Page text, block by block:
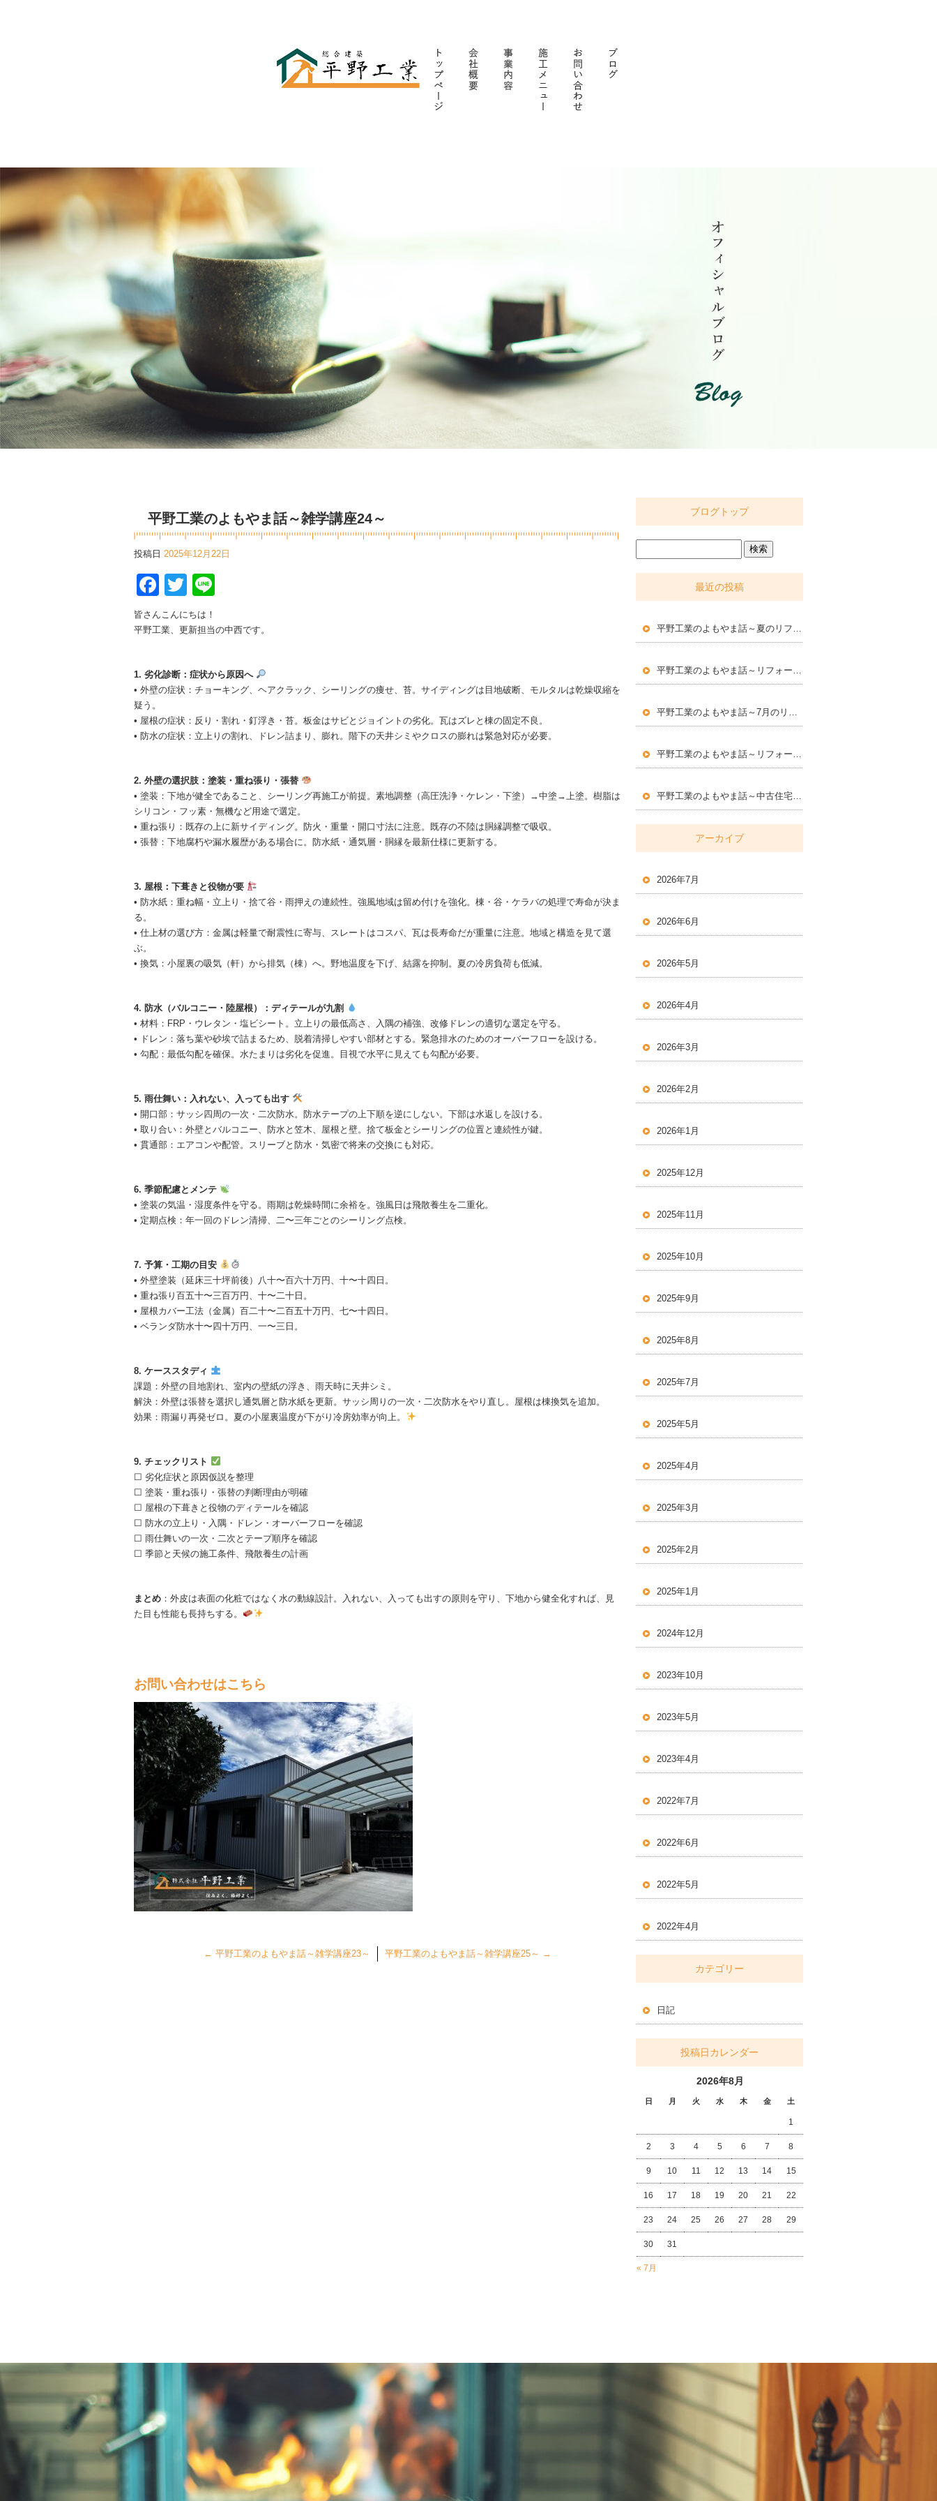
平野工業のよもやま話～雑学講座24～
投稿日 2025年12月22日
Facebook
Twitter
皆さんこんにちは！
平野工業、更新担当の中西です。
1. 劣化診断：症状から原因へ
• 外壁の症状：チョーキング、ヘアクラック、シーリングの痩せ、苔。サイディングは目地破断、モルタルは乾燥収縮を
疑う。
• 屋根の症状：反り・割れ・釘浮き・苔。板金はサビとジョイントの劣化。瓦はズレと棟の固定不良。
• 防水の症状：立上りの割れ、ドレン詰まり、膨れ。階下の天井シミやクロスの膨れは緊急対応が必要。
2. 外壁の選択肢：塗装・重ね張り・張替
• 塗装：下地が健全であること、シーリング再施工が前提。素地調整（高圧洗浄・ケレン・下塗）→中塗→上塗。樹脂は
シリコン・フッ素・無機など用途で選定。
• 重ね張り：既存の上に新サイディング。防火・重量・開口寸法に注意。既存の不陸は胴縁調整で吸収。
• 張替：下地腐朽や漏水履歴がある場合に。防水紙・通気層・胴縁を最新仕様に更新する。
3. 屋根：下葺きと役物が要
• 防水紙：重ね幅・立上り・捨て谷・雨押えの連続性。強風地域は留め付けを強化。棟・谷・ケラバの処理で寿命が決ま
る。
• 仕上材の選び方：金属は軽量で耐震性に寄与、スレートはコスパ、瓦は長寿命だが重量に注意。地域と構造を見て選
ぶ。
• 換気：小屋裏の吸気（軒）から排気（棟）へ。野地温度を下げ、結露を抑制。夏の冷房負荷も低減。
4. 防水（バルコニー・陸屋根）：ディテールが九割
• 材料：FRP・ウレタン・塩ビシート。立上りの最低高さ、入隅の補強、改修ドレンの適切な選定を守る。
• ドレン：落ち葉や砂埃で詰まるため、脱着清掃しやすい部材とする。緊急排水のためのオーバーフローを設ける。
• 勾配：最低勾配を確保。水たまりは劣化を促進。目視で水平に見えても勾配が必要。
5. 雨仕舞い：入れない、入っても出す
• 開口部：サッシ四周の一次・二次防水。防水テープの上下順を逆にしない。下部は水返しを設ける。
• 取り合い：外壁とバルコニー、防水と笠木、屋根と壁。捨て板金とシーリングの位置と連続性が鍵。
• 貫通部：エアコンや配管。スリーブと防水・気密で将来の交換にも対応。
6. 季節配慮とメンテ
• 塗装の気温・湿度条件を守る。雨期は乾燥時間に余裕を。強風日は飛散養生を二重化。
• 定期点検：年一回のドレン清掃、二〜三年ごとのシーリング点検。
7. 予算・工期の目安
• 外壁塗装（延床三十坪前後）八十〜百六十万円、十〜十四日。
• 重ね張り百五十〜三百万円、十〜二十日。
• 屋根カバー工法（金属）百二十〜二百五十万円、七〜十四日。
• ベランダ防水十〜四十万円、一〜三日。
8. ケーススタディ
課題：外壁の目地割れ、室内の壁紙の浮き、雨天時に天井シミ。
解決：外壁は張替を選択し通気層と防水紙を更新。サッシ周りの一次・二次防水をやり直し。屋根は棟換気を追加。
効果：雨漏り再発ゼロ。夏の小屋裏温度が下がり冷房効率が向上。
9. チェックリスト
☐ 劣化症状と原因仮説を整理
☐ 塗装・重ね張り・張替の判断理由が明確
☐ 屋根の下葺きと役物のディテールを確認
☐ 防水の立上り・入隅・ドレン・オーバーフローを確認
☐ 雨仕舞いの一次・二次とテープ順序を確認
☐ 季節と天候の施工条件、飛散養生の計画
まとめ ：外皮は表面の化粧ではなく水の動線設計。入れない、入っても出すの原則を守り、下地から健全化すれば、見
た目も性能も長持ちする。
お問い合わせはこちら
← 平野工業のよもやま話～雑学講座23～ 平野工業のよもやま話～雑学講座25～ →
ブログトップ
最近の投稿
平野工業のよもやま話～夏のリフォームで快適な住まいづくり
平野工業のよもやま話～リフォームに求められる専門性とは
平野工業のよもやま話～7月のリフォームで気をつけたい住まいのポイント
平野工業のよもやま話～リフォームで大切にしたい住まいの安全対策
平野工業のよもやま話～中古住宅・空き家・資産価値～
アーカイブ
2026年7月
2026年6月
2026年5月
2026年4月
2026年3月
2026年2月
2026年1月
2025年12月
2025年11月
2025年10月
2025年9月
2025年8月
2025年7月
2025年5月
2025年4月
2025年3月
2025年2月
2025年1月
2024年12月
2023年10月
2023年5月
2023年4月
2022年7月
2022年6月
2022年5月
2022年4月
カテゴリー
日記
投稿日カレンダー
2026年8月
日 月 火 水 木 金 土
« 7月
1
2 3 4 5 6 7 8
9 10 11 12 13 14 15
16 17 18 19 20 21 22
23 24 25 26 27 28 29
30 31